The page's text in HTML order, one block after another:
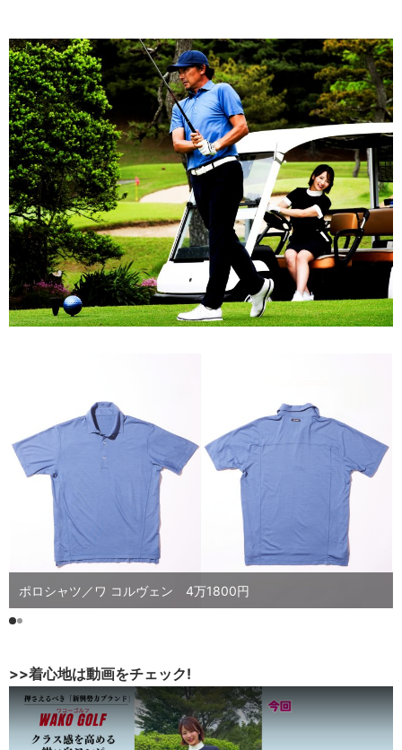
ポロシャツ／ワ コルヴェン 4万1800円
>>着心地は動画をチェック!